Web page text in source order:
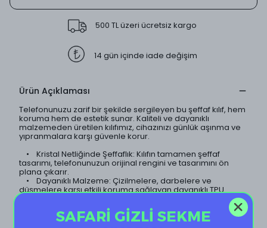
500 TL üzeri ücretsiz kargo
14 gün içinde iade değişim
Ürün Açıklaması
Telefonunuzu zarif bir şekilde sergileyen bu şeffaf kılıf, hem
koruma hem de estetik sunar. Kaliteli ve dayanıklı
malzemeden üretilen kılıfımız, cihazınızı günlük aşınma ve
yıpranmalara karşı güvenle korur.
• Kristal Netliğinde Şeffaflık: Kılıfın tamamen şeffaf
tasarımı, telefonunuzun orijinal rengini ve tasarımını ön
plana çıkarır.
• Dayanıklı Malzeme: Çizilmelere, darbelere ve
düşmelere karşı etkili koruma sağlayan dayanıklı TPU
malzeme kullanılmıştır.
• İnce ve Hafif Tasarım: Telefonunuzun ince yapısını
koruyan hafif tasarımı sayesinde, kılıf neredeyse
görünmezdir.
SAFARİ GİZLİ SEKME